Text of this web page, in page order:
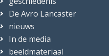
De Avro Lancaster
nieuws
In de media
beeldmateriaal